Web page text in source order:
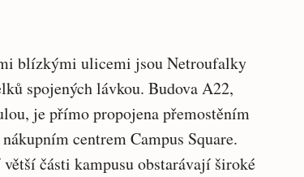
blízkými ulicemi jsou Netroufalky
spojených lávkou. Budova A22,
je přímo propojena přemostěním
centrem Campus Square.
části kampusu obstarávají široké